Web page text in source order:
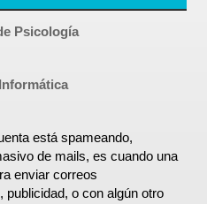
Psicología
está spameando,
de mails, es cuando una
enviar correos
publicidad, o con algún otro